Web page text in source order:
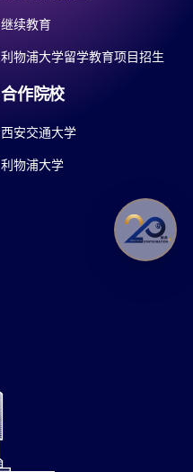
继续教育
利物浦大学留学教育项目招生
合作院校
西安交通大学
利物浦大学